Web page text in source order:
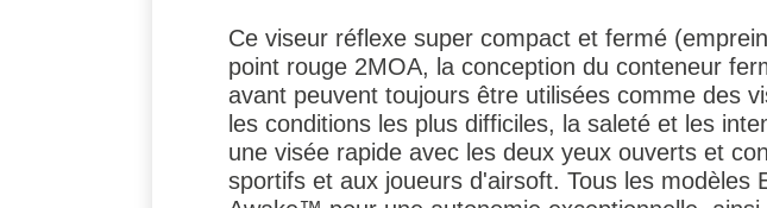
Ce viseur réflexe super compact et fermé
point rouge 2MOA, la conception du conteneur
avant peuvent toujours être utilisées comme des
les conditions les plus difficiles, la saleté et les
une visée rapide avec les deux yeux ouverts et
sportifs et aux joueurs d'airsoft. Tous les modèles